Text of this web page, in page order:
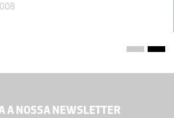
A NOSSA NEWSLETTER